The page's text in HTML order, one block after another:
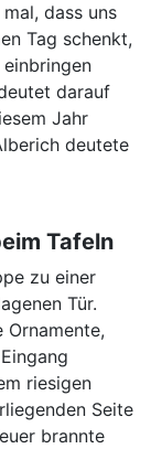
dass uns
Tag schenkt,
darauf
Jahr
deutete
Tafeln
zu einer
Tür.
riesigen
Seite
brannte